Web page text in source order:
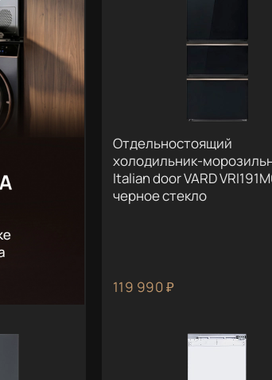
Отдельностоящий
холодильник-
Italian door VARD
черное стекло
119 990 ₽